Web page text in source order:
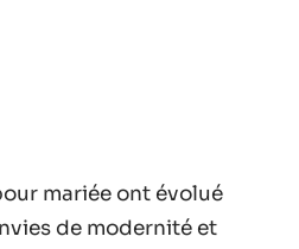
mariée ont évolué
de modernité et